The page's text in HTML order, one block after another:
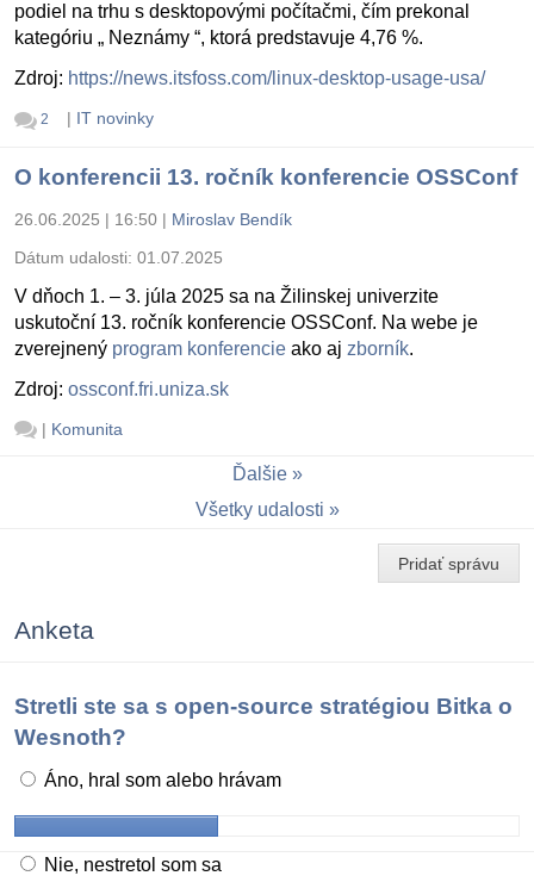
podiel na trhu s desktopovými počítačmi, čím prekonal
kategóriu „ Neznámy “, ktorá predstavuje 4,76 %.
Zdroj: https://news.itsfoss.com/linux-desktop-usage-usa/
2 | IT novinky
O konferencii 13. ročník konferencie OSSConf
26.06.2025 | 16:50 | Miroslav Bendík
Dátum udalosti: 01.07.2025
V dňoch 1. – 3. júla 2025 sa na Žilinskej univerzite
uskutoční 13. ročník konferencie OSSConf. Na webe je
zverejnený program konferencie ako aj zborník.
Zdroj: ossconf.fri.uniza.sk
| Komunita
Ďalšie
Všetky udalosti
Pridať správu
Anketa
Stretli ste sa s open-source stratégiou Bitka o
Wesnoth?
Áno, hral som alebo hrávam
Nie, nestretol som sa